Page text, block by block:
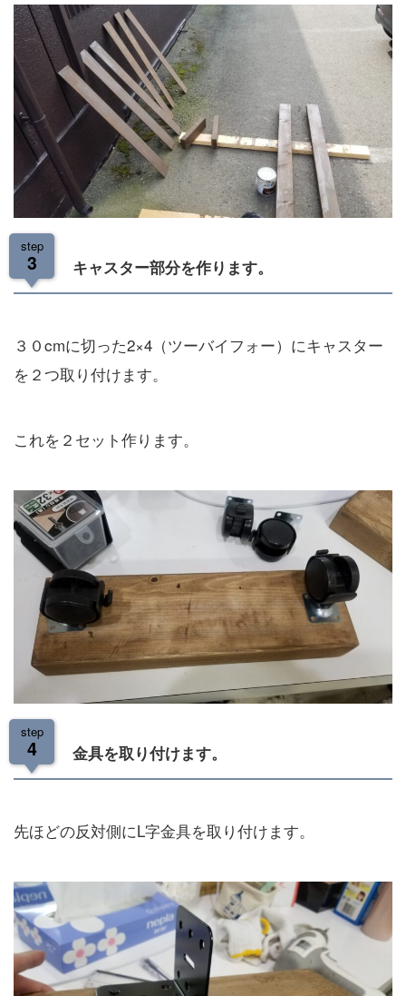
step
3 キャスター部分を作ります。
３０cmに切った2×4（ツーバイフォー）にキャスター
を２つ取り付けます。
これを２セット作ります。
step
4 金具を取り付けます。
先ほどの反対側にL字金具を取り付けます。